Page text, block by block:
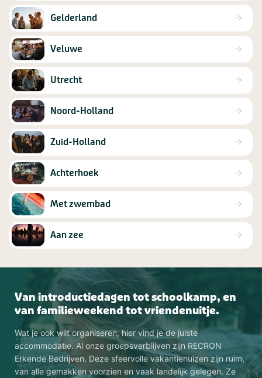
Gelderland
Veluwe
Utrecht
Noord-Holland
Zuid-Holland
Achterhoek
Met zwembad
Aan zee
Van introductiedagen tot schoolkamp, en
van familieweekend tot vriendenuitje.
Wat je ook wilt organiseren, hier vind je de juiste
accommodatie. Al onze groepsverblijven zijn RECRON
Erkende Bedrijven. Deze sfeervolle vakantiehuizen zijn ruim,
van alle gemakken voorzien en vaak landelijk gelegen. Ze